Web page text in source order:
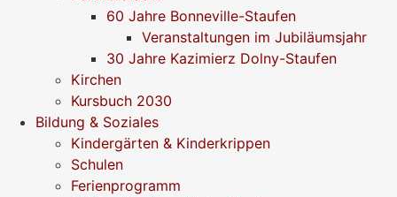
60 Jahre Bonneville-Staufen
Veranstaltungen im Jubiläumsjahr
30 Jahre Kazimierz Dolny-Staufen
Kirchen
Kursbuch 2030
Bildung & Soziales
Kindergärten & Kinderkrippen
Schulen
Ferienprogramm